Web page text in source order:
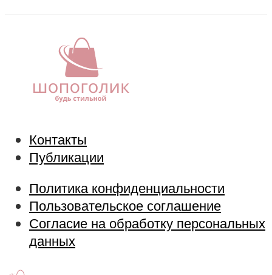
Контакты
Публикации
Политика конфиденциальности
Пользовательское соглашение
Согласие на обработку персональных
данных